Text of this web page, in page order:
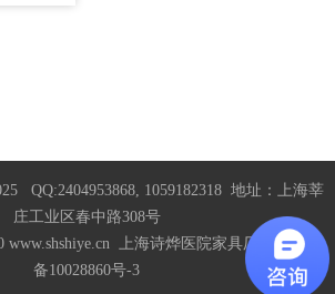
QQ:2404953868, 1059182318 地址：上海莘
庄工业区春中路308号
www.shshiye.cn 上海诗烨医院家具厂家沪ICP
备10028860号-3